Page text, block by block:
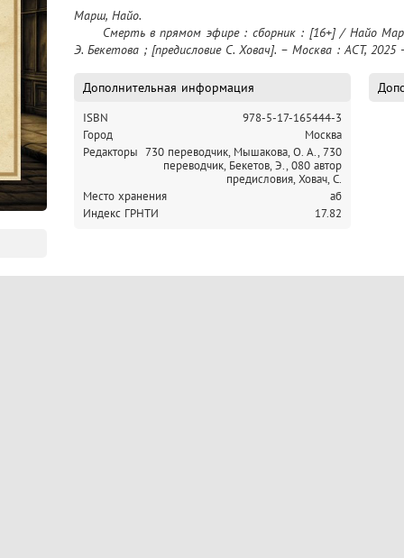
Марш, Найо.
Э. Бекетова ; [предисловие С. Ховач]. – Москва : АСТ,
Дополнительная информация
ISBN
978-5-17-165444-3
Город
Москва
Редакторы 730 переводчик, Мышакова, О. А., 730
переводчик, Бекетов, Э., 080 автор
предисловия, Ховач, С.
Место хранения
аб
Индекс ГРНТИ
17.82